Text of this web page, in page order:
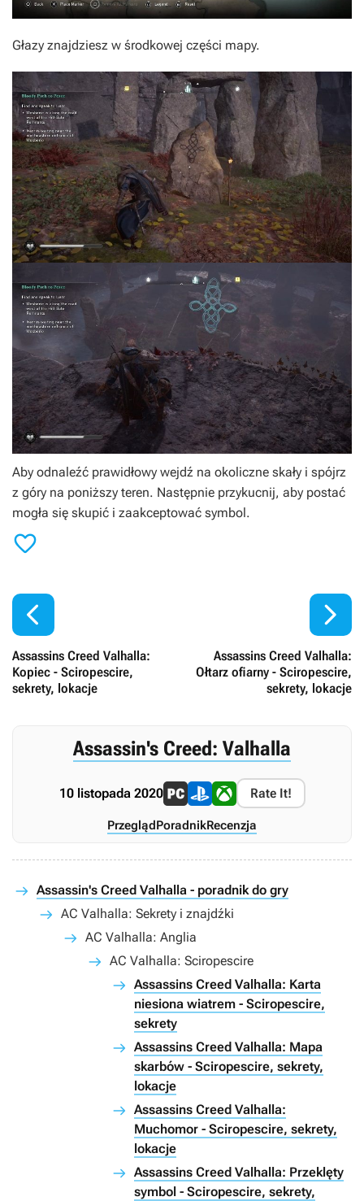
Głazy znajdziesz w środkowej części mapy.
Aby odnaleźć prawidłowy wejdź na okoliczne skały i spójrz
z góry na poniższy teren. Następnie przykucnij, aby postać
mogła się skupić i zaakceptować symbol.


Assassins Creed Valhalla:
Kopiec - Sciropescire,
sekrety, lokacje
Assassins Creed Valhalla:
Ołtarz ofiarny - Sciropescire,
sekrety, lokacje

Assassin's Creed: Valhalla
10 listopada 2020 Rate It!
Przegląd PoradnikRecenzja
Assassin's Creed Valhalla - poradnik do gry
AC Valhalla: Sekrety i znajdźki
AC Valhalla: Anglia
AC Valhalla: Sciropescire
Assassins Creed Valhalla: Karta
niesiona wiatrem - Sciropescire,
sekrety
Assassins Creed Valhalla: Mapa
skarbów - Sciropescire, sekrety,
lokacje
Assassins Creed Valhalla:
Muchomor - Sciropescire, sekrety,
lokacje
Assassins Creed Valhalla: Przeklęty
symbol - Sciropescire, sekrety,